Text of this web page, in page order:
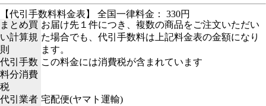
【代引手数料料金表】 全国一律料金： 330円
まとめ買
い計算規
則
お届け先１件につき、複数の商品をご注文いただい
た場合でも、代引手数料は上記料金表の金額になり
ます。
代引手数
料分消費
税
この料金には消費税が含まれています
代引業者 宅配便(ヤマト運輸)